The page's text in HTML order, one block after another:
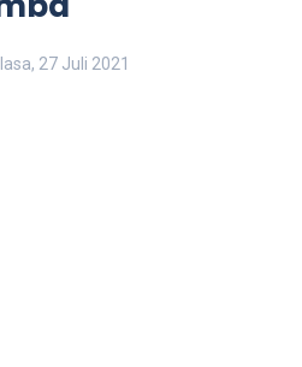
27 Juli 2021